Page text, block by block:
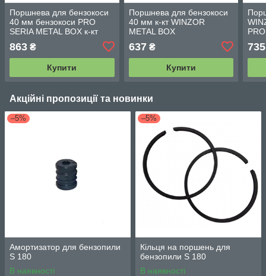
Поршнева для бензокоси
40 мм бензокоси PRO
SERIA METAL BOX к-кт
863 ₴
Купити
Поршнева для бензокоси
40 мм к-кт WINZOR
METAL BOX
637₴
Купити
735
Акційні пропозиції та новинки
–5%
Амортизатор для бензопили
S 180
В наявності
–5%
Кільця на поршень для
бензопили S 180
В наявності